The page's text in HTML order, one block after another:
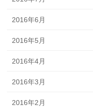
2016年6月
2016年5月
2016年4月
2016年3月
2016年2月